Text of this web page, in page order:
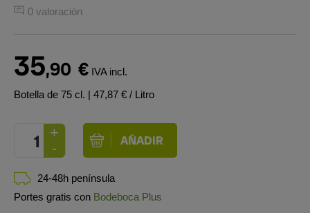
0 valoración
35,90 € IVA incl.
Botella de 75 cl. | 47,87 € / Litro
24-48h península
Portes gratis con Bodeboca Plus